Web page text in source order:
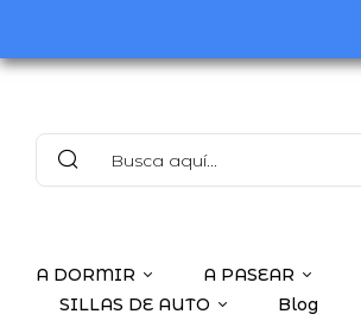
A DORMIR A PASEAR
SILLAS DE AUTO
Blog